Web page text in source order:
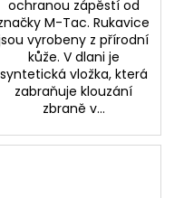
ochranou zápěstí od
M-Tac. Rukavice
vyrobeny z přírodní
kůže. V dlani je
syntetická vložka, která
zabraňuje klouzání
zbraně v...